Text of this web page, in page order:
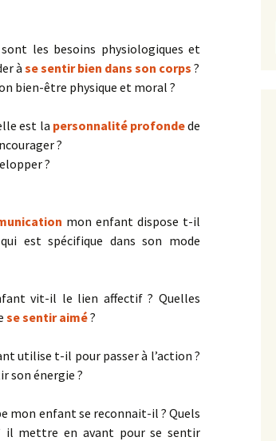
les besoins physiologiques et
à se sentir bien dans son corps ?
bien-être physique et moral ?
est la personnalité profondede
?
?
mon enfant dispose t-il
est spécifique dans son mode
vit-il le lien affectif ? Quelles
se sentir aimé?
utilise t-il pour passer à l’action ?
son énergie ?
mon enfant se reconnait-il ? Quels
il mettre en avant pour se sentir